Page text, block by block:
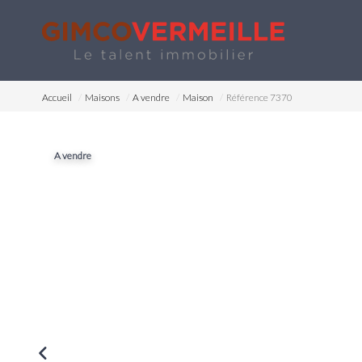
Accueil Maisons A vendre Maison Référence 7370
A vendre